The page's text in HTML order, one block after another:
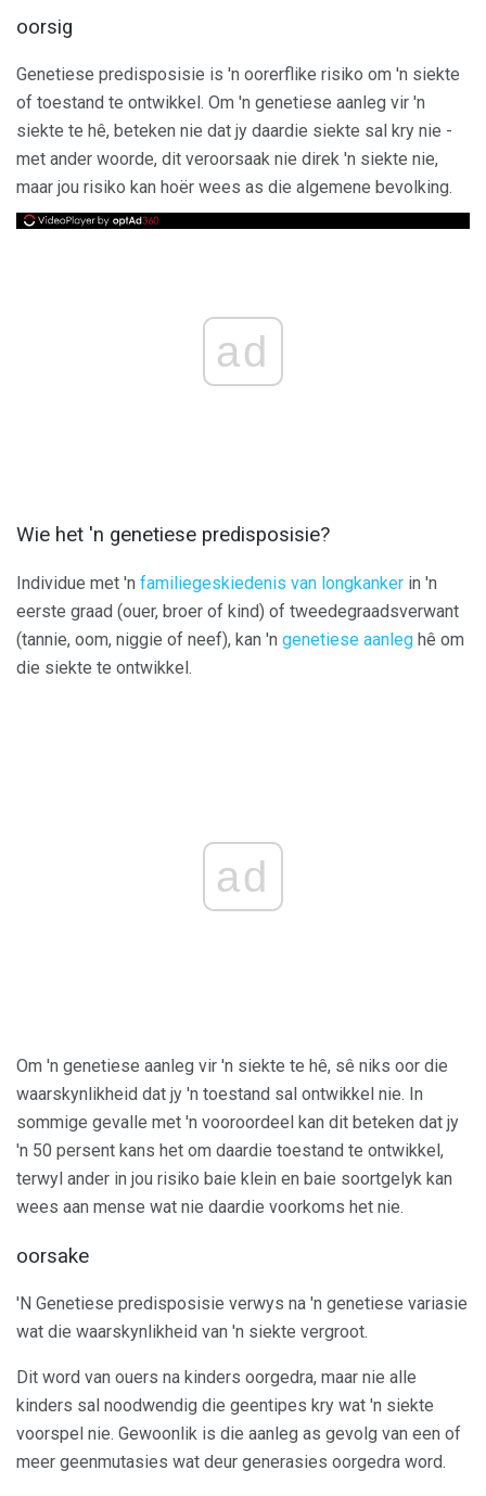
oorsig
Genetiese predisposisie is 'n oorerflike risiko om 'n siekte
of toestand te ontwikkel. Om 'n genetiese aanleg vir 'n
siekte te hê, beteken nie dat jy daardie siekte sal kry nie -
met ander woorde, dit veroorsaak nie direk 'n siekte nie,
maar jou risiko kan hoër wees as die algemene bevolking.
ad
Wie het 'n genetiese predisposisie?
Individue met 'n familiegeskiedenis van longkanker in 'n
eerste graad (ouer, broer of kind) of tweedegraadsverwant
(tannie, oom, niggie of neef), kan 'n genetiese aanleg hê om
die siekte te ontwikkel.
ad
Om 'n genetiese aanleg vir 'n siekte te hê, sê niks oor die
waarskynlikheid dat jy 'n toestand sal ontwikkel nie. In
sommige gevalle met 'n vooroordeel kan dit beteken dat jy
'n 50 persent kans het om daardie toestand te ontwikkel,
terwyl ander in jou risiko baie klein en baie soortgelyk kan
wees aan mense wat nie daardie voorkoms het nie.
oorsake
'N Genetiese predisposisie verwys na 'n genetiese variasie
wat die waarskynlikheid van 'n siekte vergroot.
Dit word van ouers na kinders oorgedra, maar nie alle
kinders sal noodwendig die geentipes kry wat 'n siekte
voorspel nie. Gewoonlik is die aanleg as gevolg van een of
meer geenmutasies wat deur generasies oorgedra word.